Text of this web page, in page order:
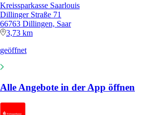
Kreissparkasse Saarlouis
Dillinger Straße 71
66763 Dillingen, Saar
3,73 km
geöffnet
Alle Angebote in der App öffnen